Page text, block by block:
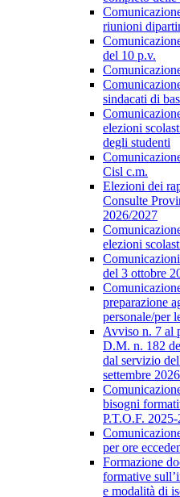
riunioni
del 10 p.v.
sindacati di
elezioni
degli studenti
Cisl c.m.
Elezioni dei
Consulte
2026/2027
elezioni
del 3 ottobre
preparazione
personale/per
Avviso n. 7 al
D.M. n. 182
dal servizio
settembre
bisogni
P.T.O.F.
per ore
Formazione
formative
e modalità di